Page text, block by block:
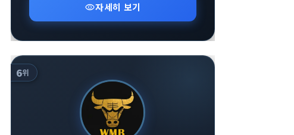
visibility자세히 보기
6위